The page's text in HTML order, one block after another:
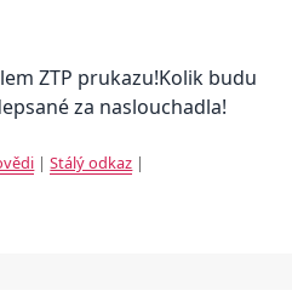
ZTP prukazu!Kolik budu
za naslouchadla!
|Stálý odkaz |